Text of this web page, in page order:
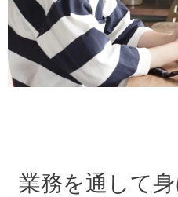
業務を通して